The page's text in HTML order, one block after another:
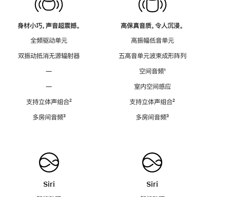
身材小巧，声音超震撼。
全频驱动单元
双振动抵消无源辐射器
—
—
支持立体声组合脚
²
多房间音频脚
³
Siri
高保真音质，令人沉浸。
高振幅低音单元
五高音单元波束成形阵列
空间音频脚
¹
室内空间感应
支持立体声组合脚
²
多房间音频脚
³
Siri